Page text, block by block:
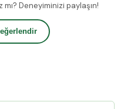
Deneyiminizi paylaşın!